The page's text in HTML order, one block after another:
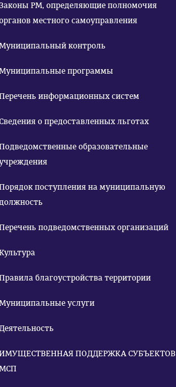
РМ, определяющие полномочия
местного самоуправления
контроль
программы
информационных систем
о предоставленных льготах
образовательные
поступления на муниципальную
подведомственных организаций
благоустройства территории
услуги
ПОДДЕРЖКА СУБЪЕКТОВ